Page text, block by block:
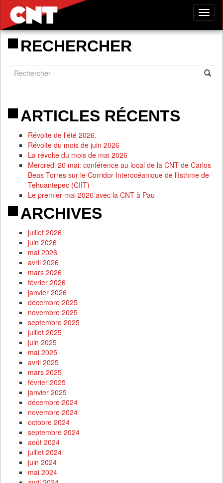
RECHERCHER
ARTICLES RÉCENTS
Révolte de l’été 2026.
Révolte du mois de juin 2026
La révolte du mois de mai 2026
Mercredi 20 mai: conférence au local de la CNT de Carlos
Beas Torres sur le Corridor Interocéanique de l’Isthme de
Tehuantepec (CIIT)
Le premier mai 2026 avec la CNT à Pau
ARCHIVES
juillet 2026
juin 2026
mai 2026
avril 2026
mars 2026
février 2026
janvier 2026
décembre 2025
novembre 2025
septembre 2025
juillet 2025
juin 2025
mai 2025
avril 2025
mars 2025
février 2025
janvier 2025
décembre 2024
novembre 2024
octobre 2024
septembre 2024
août 2024
juillet 2024
juin 2024
mai 2024